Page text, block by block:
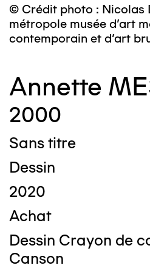
© Crédit photo :
métropole musée d’art
contemporain et d’art
Annette
2000
Sans titre
Dessin
2020
Achat
Dessin Crayon de
Canson